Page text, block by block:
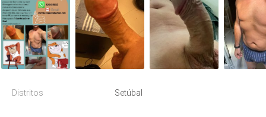
Distritos Setúbal